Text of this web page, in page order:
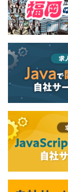
■賞与：年2回
■決算賞与：年
■昇給：年1回
年2回の面談を
で給与を決定
社会保険完備（
※関東ITソフト